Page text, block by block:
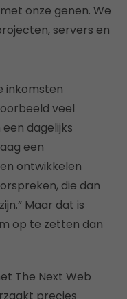
onze genen. We
servers en
inkomsten
veel
dagelijks
een
ontwikkelen
die dan
Maar dat is
op te zetten dan
The Next Web
precies